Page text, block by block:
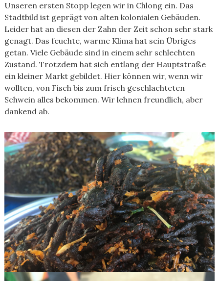
Unseren ersten Stopp legen wir in Chlong ein. Das
Stadtbild ist geprägt von alten kolonialen Gebäuden.
Leider hat an diesen der Zahn der Zeit schon sehr stark
genagt. Das feuchte, warme Klima hat sein Übriges
getan. Viele Gebäude sind in einem sehr schlechten
Zustand. Trotzdem hat sich entlang der Hauptstraße
ein kleiner Markt gebildet. Hier können wir, wenn wir
wollten, von Fisch bis zum frisch geschlachteten
Schwein alles bekommen. Wir lehnen freundlich, aber
dankend ab.